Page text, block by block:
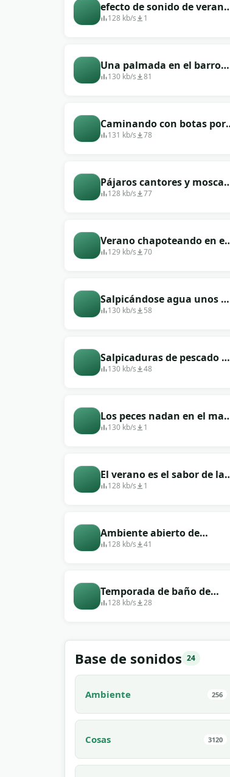
efecto de sonido de verano
al aire libre
128 kb/s 1
Una palmada en el barro
con el pie mojado
130 kb/s 81
Caminando con botas por
el pantano
131 kb/s 78
Pájaros cantores y moscas
zumbando en verano.
128 kb/s 77
Verano chapoteando en el
lago
129 kb/s 70
Salpicándose agua unos a
otros
130 kb/s 58
Salpicaduras de pescado en
un viaje de pesca
130 kb/s 48
Los peces nadan en el mar
cálido.
130 kb/s 1
El verano es el sabor de la
juventud, el sonido de la
128 kb/s 1
Ambiente abierto de
verano
128 kb/s 41
Temporada de baño de
verano
128 kb/s 28
Base de sonidos 24
Ambiente 256
Cosas 3120